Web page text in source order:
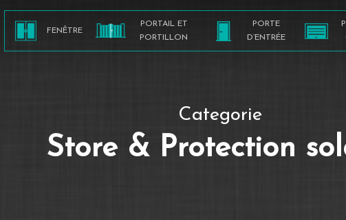
FENÊTRE
PORTAIL ET
PORTILLON
PORTE
D’ENTRÉE
Categorie
Store & Protection